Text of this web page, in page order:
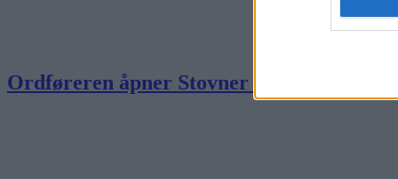
Ordføreren åpner Stovner bad